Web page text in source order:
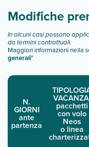
Modifiche
In alcuni casi possono
da termini contrattuali.
Maggiori informazioni nella
generali"
N.
GIORNI
ante
partenza
pacchetti
con volo
Neos
o linea